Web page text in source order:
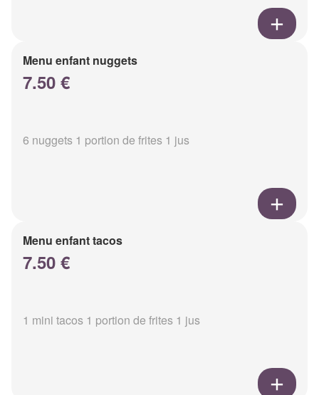
Menu enfant nuggets
7.50 €
6 nuggets 1 portion de frites 1 jus
Menu enfant tacos
7.50 €
1 mini tacos 1 portion de frites 1 jus